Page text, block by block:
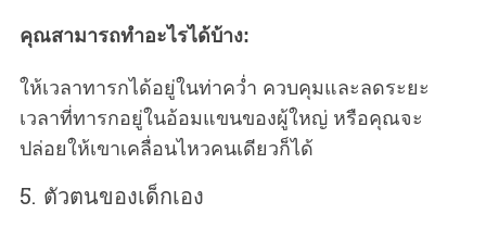
คุณสามารถทำอะไรได้บ้าง:
ให้เวลาทารกได้อยู่ในท่าคว่ำ ควบคุมและลดระยะ
เวลาที่ทารกอยู่ในอ้อมแขนของผู้ใหญ่ หรือคุณจะ
ปล่อยให้เขาเคลื่อนไหวคนเดียวก็ได้
5. ตัวตนของเด็กเอง